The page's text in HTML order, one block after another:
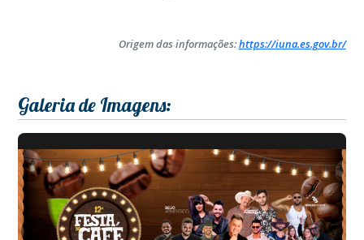
Origem das informações:https://iuna.es.gov.br/
Galeria de Imagens: